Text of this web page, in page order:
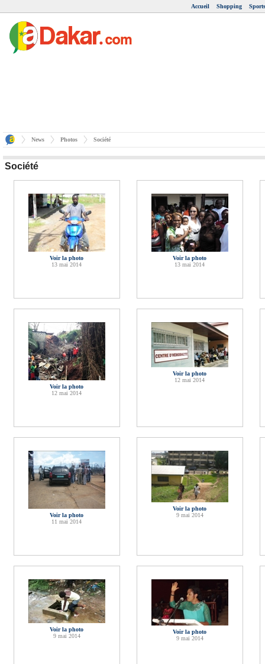
Accueil Shopping Sports
News Photos Société
Société
Voir la photo
13 mai 2014
Voir la photo
13 mai 2014
Voir la photo
12 mai 2014
Voir la photo
12 mai 2014
Voir la photo
11 mai 2014
Voir la photo
9 mai 2014
Voir la photo
9 mai 2014
Voir la photo
9 mai 2014